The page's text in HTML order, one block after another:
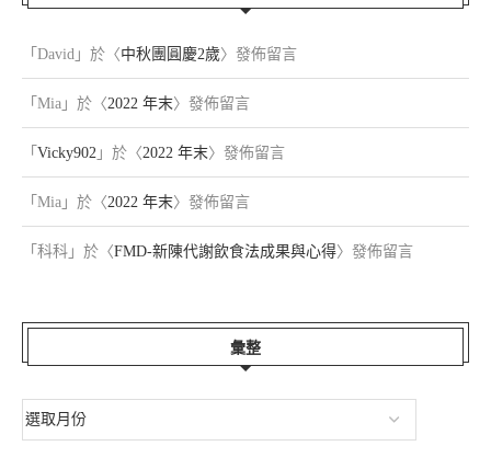
「 David 」於〈中秋團圓慶2歲〉發佈留言
「 Mia 」於〈2022 年末〉發佈留言
「 Vicky902 」於〈2022 年末〉發佈留言
「 Mia 」於〈2022 年末〉發佈留言
「 科科 」於〈FMD-新陳代謝飲食法成果與心得〉發佈留言
彙整